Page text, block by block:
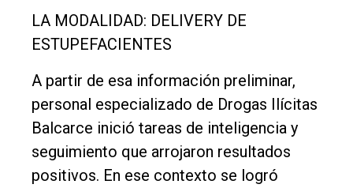
LA MODALIDAD: DELIVERY DE
ESTUPEFACIENTES
A partir de esa información preliminar,
personal especializado de Drogas Ilícitas
Balcarce inició tareas de inteligencia y
seguimiento que arrojaron resultados
positivos. En ese contexto se logró